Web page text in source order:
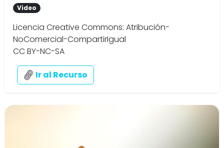
Video
Licencia Creative Commons: Atribución-
NoComercial-CompartirIgual
CC BY-NC-SA
Ir al Recurso